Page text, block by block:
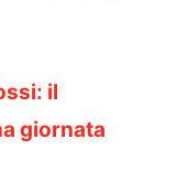
il
giornata